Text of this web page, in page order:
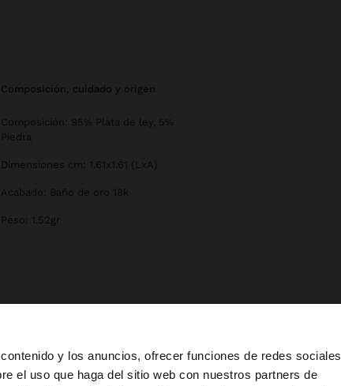
y los anuncios, ofrecer funciones de redes sociales
el uso que haga del sitio web con nuestros partners de
×
composición, cuidado y origen
Composición: 95% Plata de ley, 5%
Piedra
Dimensiones cm: 1.61x1.61 (LxA)
Acabado: Baño de oro 18k
Peso: 1.52gr